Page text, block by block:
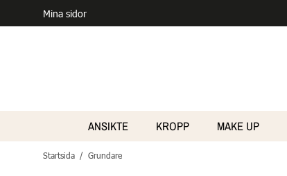
Mina sidor
ANSIKTE KROPP MAKE UP
Startsida / Grundare